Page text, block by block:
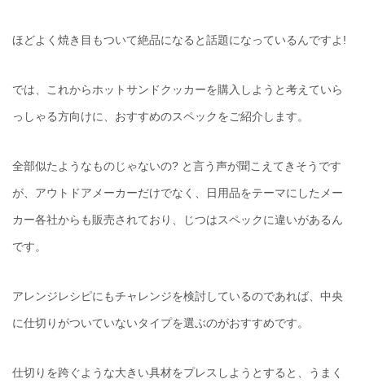
ほどよく焼き目もついて絶品になると話題になっているんですよ!
では、これからホットサンドクッカーを購入しようと考えていら
っしゃる方向けに、おすすめのスペックをご紹介します。
全部似たようなものじゃないの? と言う声が聞こえてきそうです
が、アウトドアメーカーだけでなく、日用品をテーマにしたメー
カー各社からも販売されており、じつはスペックに違いがあるん
です。
アレンジレシピにもチャレンジを検討しているのであれば、中央
に仕切りがついていないタイプを選ぶのがおすすめです。
仕切りを跨ぐような大きい具材をプレスしようとすると、うまく